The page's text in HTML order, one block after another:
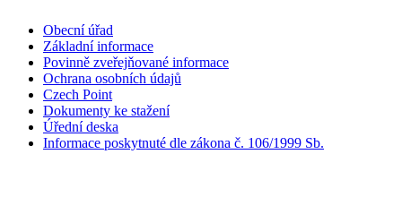
Obecní úřad
Základní informace
Povinně zveřejňované informace
Ochrana osobních údajů
Czech Point
Dokumenty ke stažení
Úřední deska
Informace poskytnuté dle zákona č. 106/1999 Sb.